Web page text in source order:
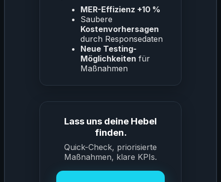
MER-Effizienz +10 %
Saubere
Kostenvorhersagen
durch Responsedaten
Neue Testing-
Möglichkeiten für
Maßnahmen
Lass uns deine Hebel
finden.
Quick-Check, priorisierte
Maßnahmen, klare KPIs.